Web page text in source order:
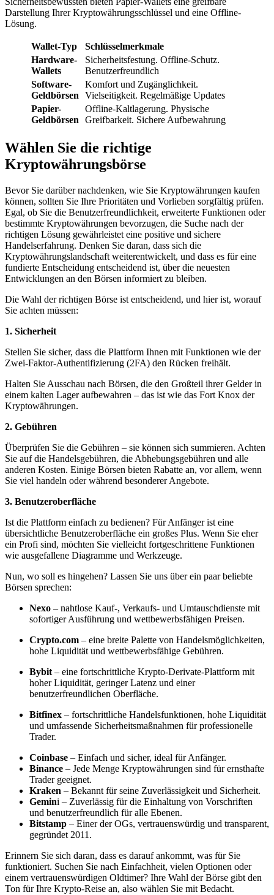
Darstellung Ihrer Kryptowährungsschlüssel und eine Offline-
Lösung.
Wallet-Typ
Schlüsselmerkmale
Hardware-
Wallets
Sicherheitsfestung. Offline-Schutz.
Benutzerfreundlich
Software-
Geldbörsen
Komfort und Zugänglichkeit.
Vielseitigkeit. Regelmäßige Updates
Papier-
Geldbörsen
Offline-Kaltlagerung. Physische
Greifbarkeit. Sichere Aufbewahrung
Wählen Sie die richtige
Kryptowährungsbörse
Bevor Sie darüber nachdenken, wie Sie Kryptowährungen kaufen
können, sollten Sie Ihre Prioritäten und Vorlieben sorgfältig prüfen.
Egal, ob Sie die Benutzerfreundlichkeit, erweiterte Funktionen oder
bestimmte Kryptowährungen bevorzugen, die Suche nach der
richtigen Lösung gewährleistet eine positive und sichere
Handelserfahrung. Denken Sie daran, dass sich die
Kryptowährungslandschaft weiterentwickelt, und dass es für eine
fundierte Entscheidung entscheidend ist, über die neuesten
Entwicklungen an den Börsen informiert zu bleiben.
Die Wahl der richtigen Börse ist entscheidend, und hier ist, worauf
Sie achten müssen:
1. Sicherheit
Stellen Sie sicher, dass die Plattform Ihnen mit Funktionen wie der
Zwei-Faktor-Authentifizierung (2FA) den Rücken freihält.
Halten Sie Ausschau nach Börsen, die den Großteil ihrer Gelder in
einem kalten Lager aufbewahren – das ist wie das Fort Knox der
Kryptowährungen.
2. Gebühren
Überprüfen Sie die Gebühren – sie können sich summieren. Achten
Sie auf die Handelsgebühren, die Abhebungsgebühren und alle
anderen Kosten. Einige Börsen bieten Rabatte an, vor allem, wenn
Sie viel handeln oder während besonderer Angebote.
3. Benutzeroberfläche
Ist die Plattform einfach zu bedienen? Für Anfänger ist eine
übersichtliche Benutzeroberfläche ein großes Plus. Wenn Sie eher
ein Profi sind, möchten Sie vielleicht fortgeschrittene Funktionen
wie ausgefallene Diagramme und Werkzeuge.
Nun, wo soll es hingehen? Lassen Sie uns über ein paar beliebte
Börsen sprechen:
Nexo – nahtlose Kauf-, Verkaufs- und Umtauschdienste mit
sofortiger Ausführung und wettbewerbsfähigen Preisen.
Crypto.com – eine breite Palette von Handelsmöglichkeiten,
hohe Liquidität und wettbewerbsfähige Gebühren.
Bybit – eine fortschrittliche Krypto-Derivate-Plattform mit
hoher Liquidität, geringer Latenz und einer
benutzerfreundlichen Oberfläche.
Bitfinex – fortschrittliche Handelsfunktionen, hohe Liquidität
und umfassende Sicherheitsmaßnahmen für professionelle
Trader.
Coinbase – Einfach und sicher, ideal für Anfänger.
Binance – Jede Menge Kryptowährungen sind für ernsthafte
Trader geeignet.
Kraken – Bekannt für seine Zuverlässigkeit und Sicherheit.
Gemini – Zuverlässig für die Einhaltung von Vorschriften
und benutzerfreundlich für alle Ebenen.
Bitstamp – Einer der OGs, vertrauenswürdig und transparent,
gegründet 2011.
Erinnern Sie sich daran, dass es darauf ankommt, was für Sie
funktioniert. Suchen Sie nach Einfachheit, vielen Optionen oder
einem vertrauenswürdigen Oldtimer? Ihre Wahl der Börse gibt den
Ton für Ihre Krypto-Reise an, also wählen Sie mit Bedacht.